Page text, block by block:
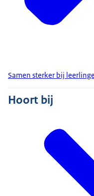
Samen sterker bij
Hoort bij